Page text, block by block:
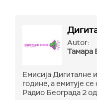
Autor:
Тамара
Емисија Дигиталне
године, а емитује
Радио Београда 2